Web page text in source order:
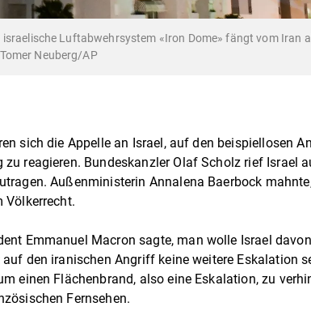
israelische Luftabwehrsystem «Iron Dome» fängt vom Iran
Neuberg/AP
sich die Appelle an Israel, auf den beispiellosen
reagieren. Bundeskanzler Olaf Scholz rief Israel
Außenministerin Annalena Baerbock
Völkerrecht.
Emmanuel Macron sagte, man wolle Israel
den iranischen Angriff keine weitere Eskalation
einen Flächenbrand, also eine Eskalation, zu
Fernsehen.